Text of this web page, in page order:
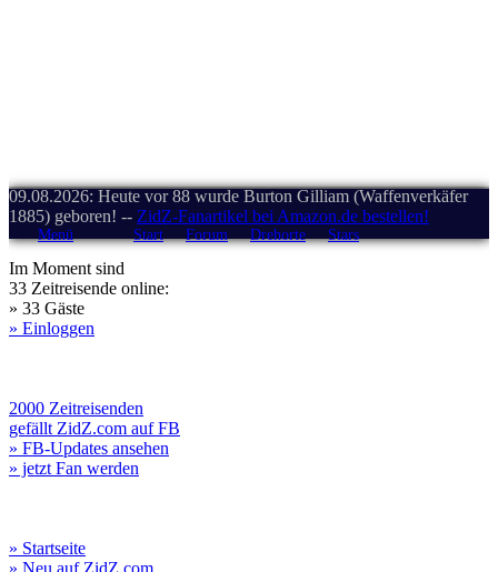
09.08.2026: Heute vor 88 wurde Burton Gilliam (Waffenverkäfer
1885) geboren! -- ZidZ-Fanartikel bei Amazon.de bestellen!
Menü Start Forum Drehorte Stars
Im Moment sind
33 Zeitreisende online:
» 33 Gäste
» Einloggen
2000 Zeitreisenden
gefällt ZidZ.com auf FB
» FB-Updates ansehen
» jetzt Fan werden
» Startseite
» Neu auf ZidZ.com